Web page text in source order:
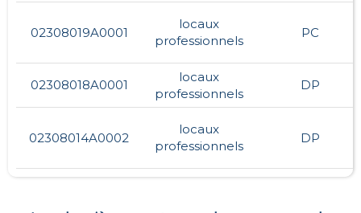
02308019A0001
locaux
professionnels
PC
02308018A0001
locaux
professionnels
DP
02308014A0002
locaux
professionnels
DP